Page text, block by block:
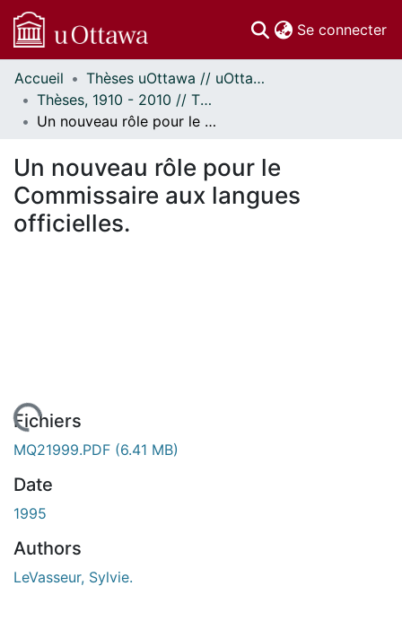
Se connecter
Communautés
et collections
Parcourir
À propos
Accueil
Thèses uOttawa // uOttawa Theses
Thèses, 1910 - 2010 // Theses, 1910 - 2010
Un nouveau rôle pour le Commissaire aux langues officielles.
Un nouveau rôle pour le
Commissaire aux langues
officielles.
Fichiers
MQ21999.PDF (6.41 MB)
Date
1995
Authors
LeVasseur, Sylvie.